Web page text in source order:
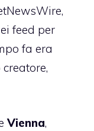
,
feed per
fa era
Vienna,